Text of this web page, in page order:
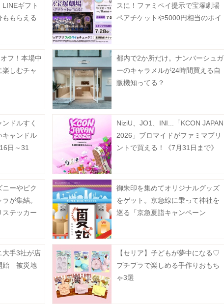
ギフト
ももらえる
スに！ファミペイ提示で宝塚劇場
ペアチケットや5000円相当のポイ
フ！本場中
楽しむチャ
都内で2か所だけ。ナンバーシュガ
ーのキャラメルが24時間買える自
販機知ってる？
ンドルすく
キャンドル
日～31
NiziU、JO1、INI...「KCON JAPAN
2026」ブロマイドがファミマプリ
ントで買える！《7月31日まで》
ニーやピク
が集結。
ステッカー
御朱印を集めてオリジナルグッズ
をゲット。京急線に乗って神社を
巡る「京急夏詣キャンペーン
大手3社が店
始 被災地
【セリア】子どもが夢中になる♡
プチプラで楽しめる手作りおもち
ゃ3選